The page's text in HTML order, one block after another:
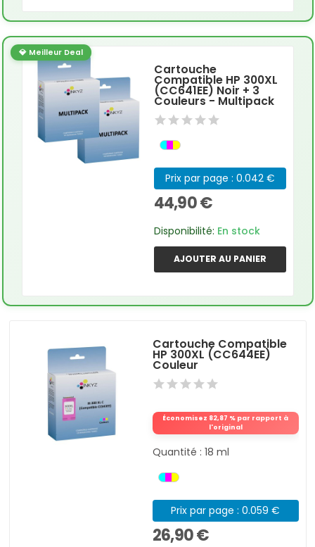
💎 Meilleur Deal
Cartouche
Compatible HP 300XL
(CC641EE) Noir + 3
Couleurs - Multipack
Prix par page : 0.042 €
44,90 €
Disponibilité: En stock
AJOUTER AU PANIER
Cartouche Compatible
HP 300XL (CC644EE)
Couleur
Économisez 82,87 % par rapport à
l'original
Quantité : 18 ml
Prix par page : 0.059 €
26,90 €